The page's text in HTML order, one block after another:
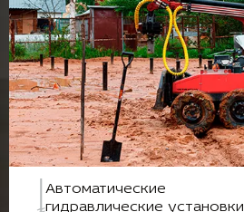
Автоматические
гидравлические установки